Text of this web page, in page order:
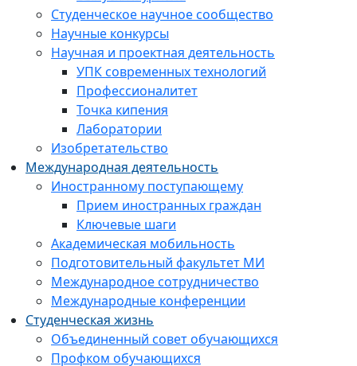
Студенческое научное сообщество
Научные конкурсы
Научная и проектная деятельность
УПК современных технологий
Профессионалитет
Точка кипения
Лаборатории
Изобретательство
Международная деятельность
Иностранному поступающему
Прием иностранных граждан
Ключевые шаги
Академическая мобильность
Подготовительный факультет МИ
Международное сотрудничество
Международные конференции
Студенческая жизнь
Объединенный совет обучающихся
Профком обучающихся